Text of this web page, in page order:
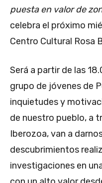
puesta en valor de
celebra el próximo
Centro Cultural Rosa
Será a partir de las
grupo de jóvenes de
inquietudes y
de nuestro pueblo, a
Iberozoa, van a
descubrimientos
investigaciones en